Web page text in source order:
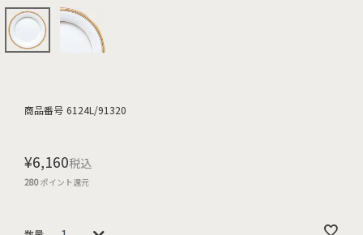
商品番号 6124L/91320
¥6,160税込
280ポイント還元